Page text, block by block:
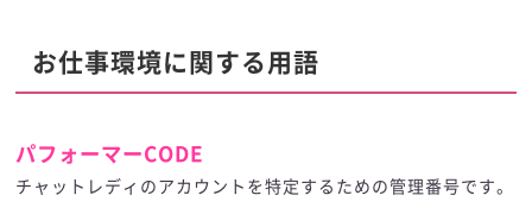
お仕事環境に関する用語
パフォーマーCODE
チャットレディのアカウントを特定するための管理番号です。